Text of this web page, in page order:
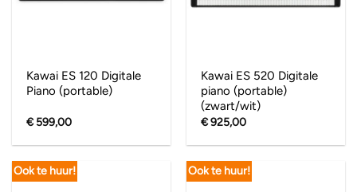
Kawai ES 120 Digitale
Piano (portable)
€599,00
Kawai ES 520 Digitale
piano (portable)
(zwart/wit)
€925,00
Ook te huur! Ook te huur!